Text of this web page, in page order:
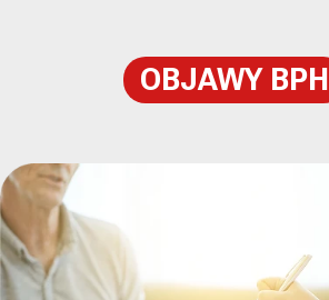
OBJAWY BPH